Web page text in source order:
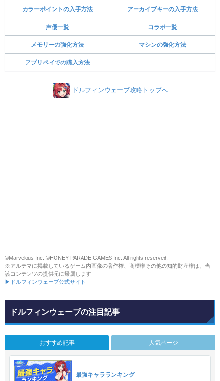
カラーポイントの入手方法 アーカイブキーの入手方法
声優一覧 コラボ一覧
メモリーの強化方法 マシンの強化方法
アプリペイでの購入方法 -
ドルフィンウェーブ攻略トップへ
©Marvelous Inc. ©HONEY PARADE GAMES Inc. All rights reserved.
※アルテマに掲載しているゲーム内画像の著作権、商標権その他の知的財産権は、当
該コンテンツの提供元に帰属します
▶ドルフィンウェーブ公式サイト
ドルフィンウェーブの注目記事
おすすめ記事 人気ページ
最強キャラランキング